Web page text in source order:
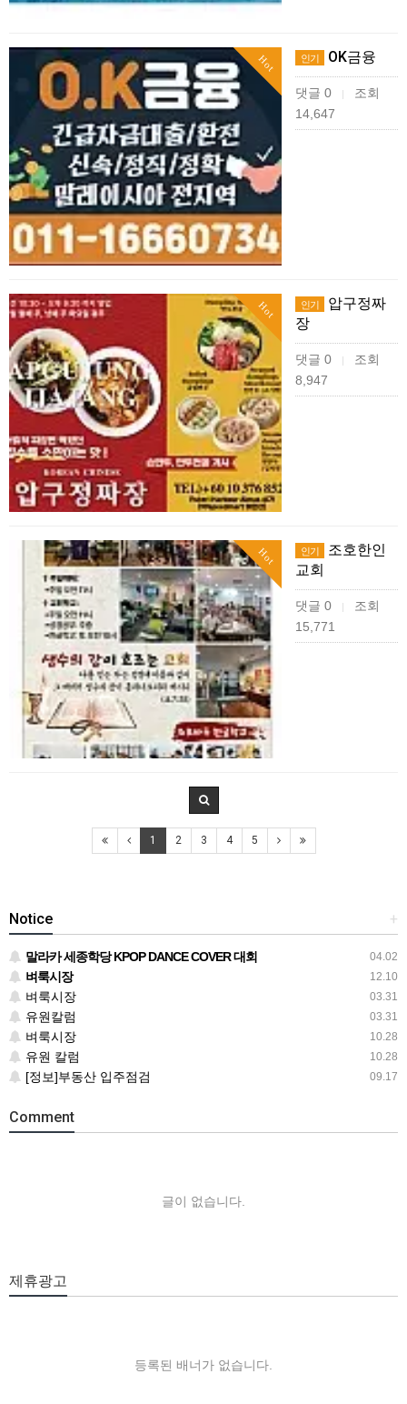
Hot 인기 OK금융
댓글 0 |
조회
14,647
Hot 인기
압구정짜
장
댓글 0 |
조회
8,947
Hot 인기
조호한인
교회
댓글 0 |
조회
15,771
1 2 3 4 5
+
Notice
04.02
말라카 세종학당 KPOP DANCE COVER 대회
12.10
벼룩시장
03.31
벼룩시장
03.31
유원칼럼
10.28
벼룩시장
10.28
유원 칼럼
09.17
[정보]부동산 입주점검
Comment
글이 없습니다.
제휴광고
등록된 배너가 없습니다.